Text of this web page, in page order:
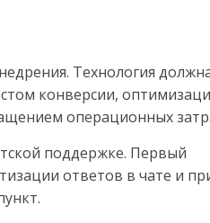
Технология
конверсии,
операционных
поддержке. Первый
ответов в чате и